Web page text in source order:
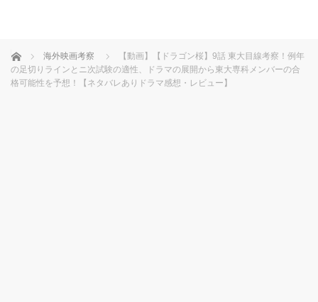
ホーム 海外映画考察
【動画】【ドラゴン桜】9話 東大目線考察！例年
の足切りラインとニ次試験の適性、ドラマの展開から東大専科メンバーの合
格可能性を予想！【ネタバレありドラマ感想・レビュー】